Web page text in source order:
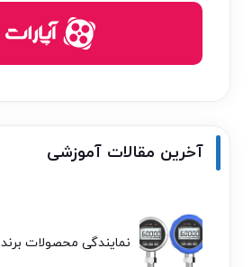
آخرین مقالات آموزشی
نمایندگی محصولات برند Additel